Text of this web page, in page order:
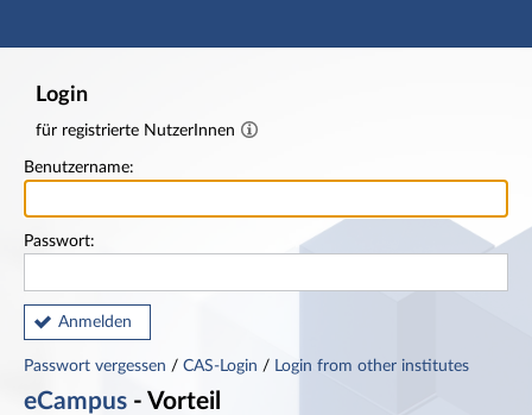
Hauptnavigation
Login
für registrierte NutzerInnen
Benutzername:
Passwort:
Anmelden
Passwort vergessen / CAS-Login / Login from other institutes
eCampus - Vorteil